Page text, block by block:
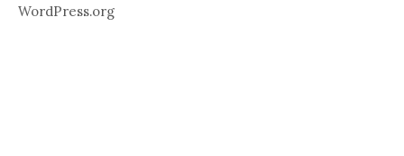
WordPress.org